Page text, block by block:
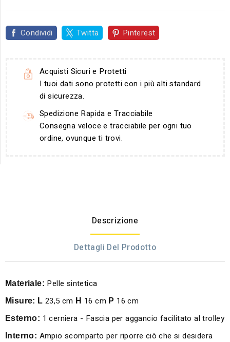
Condividi Twitta Pinterest
Acquisti Sicuri e Protetti
I tuoi dati sono protetti con i più alti standard
di sicurezza.
Spedizione Rapida e Tracciabile
Consegna veloce e tracciabile per ogni tuo
ordine, ovunque ti trovi.
Descrizione
Dettagli Del Prodotto
Materiale: Pelle sintetica
Misure: L 23,5 cm H 16 cm P 16 cm
Esterno: 1 cerniera - Fascia per aggancio facilitato al trolley
Interno: Ampio scomparto per riporre ciò che si desidera